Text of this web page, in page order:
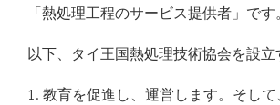
「熱処理工程のサービス提供者」です。
以下、タイ王国熱処理技術協会を設立
1. 教育を促進し、運営します。そし